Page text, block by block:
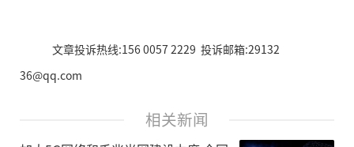
文章投诉热线:156 0057 2229 投诉邮箱:29132
36@qq.com
相关新闻